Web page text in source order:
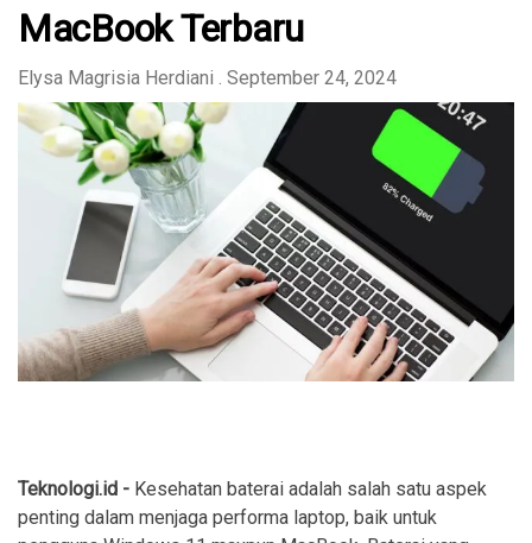
MacBook Terbaru
Elysa Magrisia Herdiani . September 24, 2024
Teknologi.id - Kesehatan baterai adalah salah satu aspek
penting dalam menjaga performa laptop, baik untuk